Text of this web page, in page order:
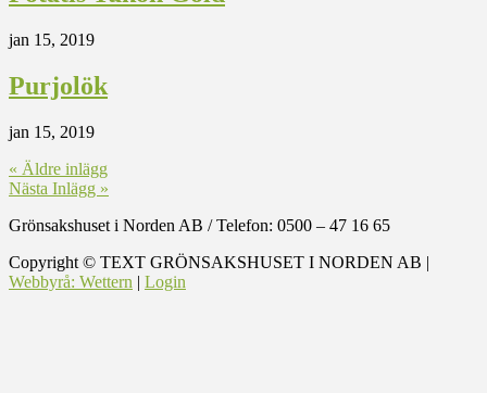
jan 15, 2019
Purjolök
jan 15, 2019
« Äldre inlägg
Nästa Inlägg »
Grönsakshuset i Norden AB /Telefon: 0500 – 47 16 65
Copyright © TEXT GRÖNSAKSHUSET I NORDEN AB |
Webbyrå: Wettern | Login